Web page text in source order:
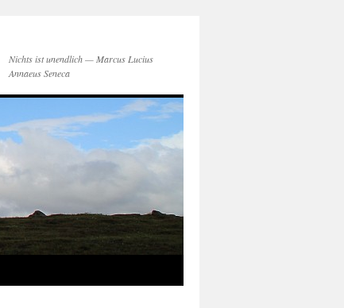
Nichts ist unendlich — Marcus Lucius
Annaeus Seneca